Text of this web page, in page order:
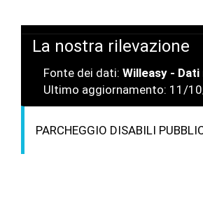
La nostra rilevazione
Fonte dei dati: Willeasy -
Ultimo aggiornamento: 11/
PARCHEGGIO DISABILI